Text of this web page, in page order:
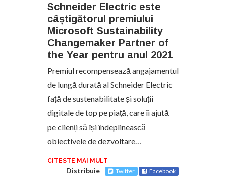
Schneider Electric este
câștigătorul premiului
Microsoft Sustainability
Changemaker Partner of
the Year pentru anul 2021
Premiul recompensează angajamentul
de lungă durată al Schneider Electric
față de sustenabilitate și soluții
digitale de top pe piață, care îi ajută
pe clienți să își îndeplinească
obiectivele de dezvoltare…
CITESTE MAI MULT
Distribuie Twitter Facebook